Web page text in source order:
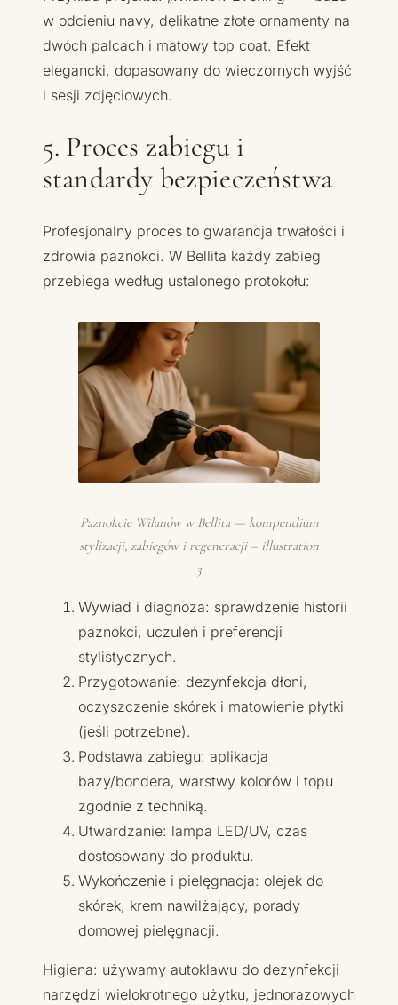
w odcieniu navy, delikatne złote ornamenty na
dwóch palcach i matowy top coat. Efekt
elegancki, dopasowany do wieczornych wyjść
i sesji zdjęciowych.
5. Proces zabiegu i
standardy bezpieczeństwa
Profesjonalny proces to gwarancja trwałości i
zdrowia paznokci. W Bellita każdy zabieg
przebiega według ustalonego protokołu:
Paznokcie Wilanów w Bellita — kompendium
stylizacji, zabiegów i regeneracji – illustration
3
Wywiad i diagnoza: sprawdzenie historii
paznokci, uczuleń i preferencji
stylistycznych.
Przygotowanie: dezynfekcja dłoni,
oczyszczenie skórek i matowienie płytki
(jeśli potrzebne).
Podstawa zabiegu: aplikacja
bazy/bondera, warstwy kolorów i topu
zgodnie z techniką.
Utwardzanie: lampa LED/UV, czas
dostosowany do produktu.
Wykończenie i pielęgnacja: olejek do
skórek, krem nawilżający, porady
domowej pielęgnacji.
Higiena: używamy autoklawu do dezynfekcji
narzędzi wielokrotnego użytku, jednorazowych